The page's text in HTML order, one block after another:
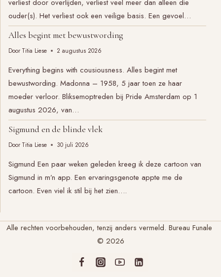
verliest door overlijden, verliest veel meer dan alleen die
ouder(s). Het verliest ook een veilige basis. Een gevoel…
Alles begint met bewustwording
Door Titia Liese 2 augustus 2026
Everything begins with cousiousness. Alles begint met
bewustwording. Madonna – 1958, 5 jaar toen ze haar
moeder verloor. Bliksemoptreden bij Pride Amsterdam op 1
augustus 2026, van…
Sigmund en de blinde vlek
Door Titia Liese 30 juli 2026
Sigmund Een paar weken geleden kreeg ik deze cartoon van
Sigmund in m’n app. Een ervaringsgenote appte me de
cartoon. Even viel ik stil bij het zien….
Alle rechten voorbehouden, tenzij anders vermeld. Bureau Funale
© 2026